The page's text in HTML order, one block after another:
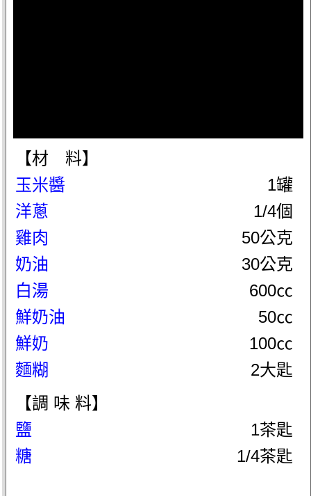
【材 料】
玉米醬
1罐
洋蔥
1/4個
雞肉
50公克
奶油
30公克
白湯
600㏄
鮮奶油
50㏄
鮮奶
100㏄
麵糊
2大匙
【調 味 料】
鹽
1茶匙
糖
1/4茶匙